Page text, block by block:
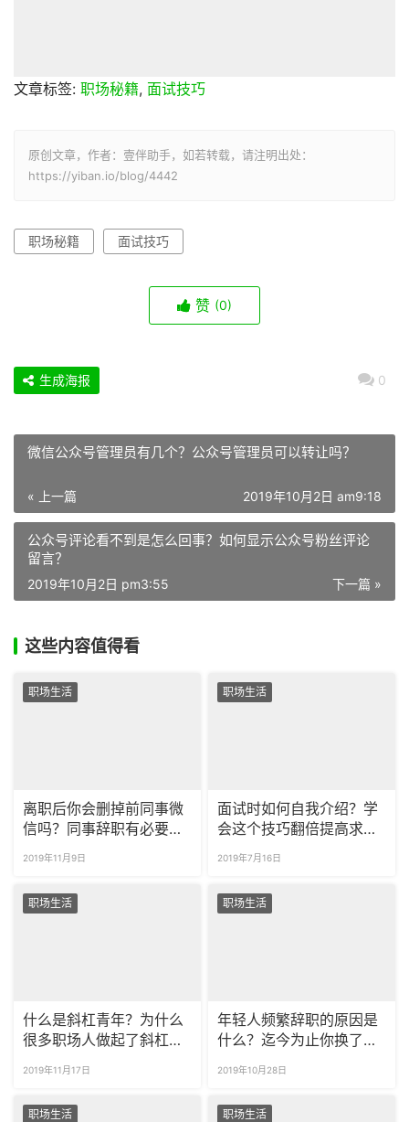
文章标签: 职场秘籍, 面试技巧
原创文章，作者：壹伴助手，如若转载，请注明出处：
https://yiban.io/blog/4442
职场秘籍 面试技巧
赞 (0)
0
生成海报
微信公众号管理员有几个？公众号管理员可以转让吗？
« 上一篇 2019年10月2日 am9:18
公众号评论看不到是怎么回事？如何显示公众号粉丝评论
留言？
下一篇 »
2019年10月2日 pm3:55
这些内容值得看
职场生活
离职后你会删掉前同事微
信吗？同事辞职有必要删
2019年11月9日
职场生活
面试时如何自我介绍？学
会这个技巧翻倍提高求职
2019年7月16日
职场生活
什么是斜杠青年？为什么
很多职场人做起了斜杠青
2019年11月17日
职场生活
年轻人频繁辞职的原因是
什么？迄今为止你换了几
2019年10月28日
职场生活 职场生活